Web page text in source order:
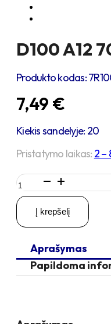
D100 A12
Produkto kodas:
7,49 €
Kiekis sandelyje: 20
Pristatymo laikas: 2 –
produkto
kiekis:
D100
70KG
dengtas
ratukas
Į krepšelį
Aprašymas
Papildoma